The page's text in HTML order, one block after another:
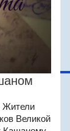
Жители
Великой